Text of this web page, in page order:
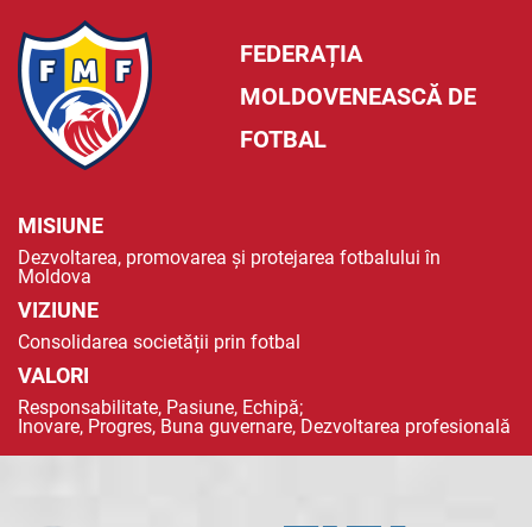
FEDERAȚIA
MOLDOVENEASCĂ DE
FOTBAL
MISIUNE
Dezvoltarea, promovarea și protejarea fotbalului în
Moldova
VIZIUNE
Consolidarea societății prin fotbal
VALORI
Responsabilitate, Pasiune, Echipă;
Inovare, Progres, Buna guvernare, Dezvoltarea profesională